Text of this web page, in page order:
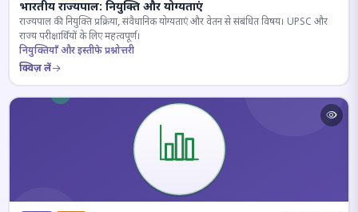
भारतीय राज्यपाल: नियुक्ति और योग्यताएं
राज्यपाल की नियुक्ति प्रक्रिया, संवैधानिक योग्यताएं और वेतन से संबंधित विषय। UPSC और
राज्य परीक्षार्थियों के लिए महत्वपूर्ण।
नियुक्तियाँ और इस्तीफे प्रश्नोत्तरी
क्विज़ लें